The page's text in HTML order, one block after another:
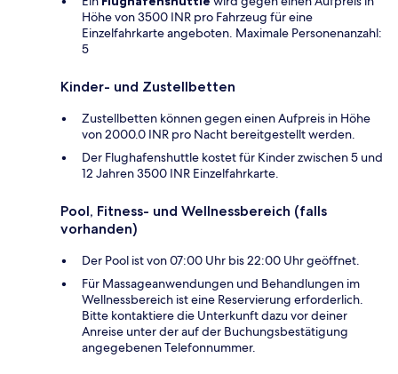
Höhe von 3500 INR pro Fahrzeug für eine
Einzelfahrkarte angeboten. Maximale Personenanzahl:
5
Kinder- und Zustellbetten
Zustellbetten können gegen einen Aufpreis in Höhe
von 2000.0 INR pro Nacht bereitgestellt werden.
Der Flughafenshuttle kostet für Kinder zwischen 5 und
12 Jahren 3500 INR Einzelfahrkarte.
Pool, Fitness- und Wellnessbereich (falls
vorhanden)
Der Pool ist von 07:00 Uhr bis 22:00 Uhr geöffnet.
Für Massageanwendungen und Behandlungen im
Wellnessbereich ist eine Reservierung erforderlich.
Bitte kontaktiere die Unterkunft dazu vor deiner
Anreise unter der auf der Buchungsbestätigung
angegebenen Telefonnummer.